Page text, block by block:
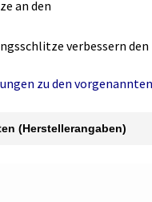
verbessern
zu den
(Herstellerangaben)